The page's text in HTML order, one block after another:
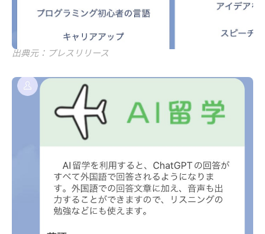
出典元：プレスリリース